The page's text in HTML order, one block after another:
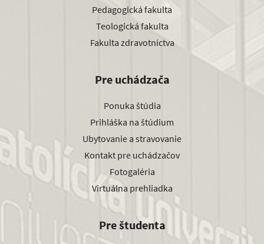
Pedagogická fakulta
Teologická fakulta
Fakulta zdravotníctva
Pre uchádzača
Ponuka štúdia
Prihláška na štúdium
Ubytovanie a stravovanie
Kontakt pre uchádzačov
Fotogaléria
Virtuálna prehliadka
Pre študenta